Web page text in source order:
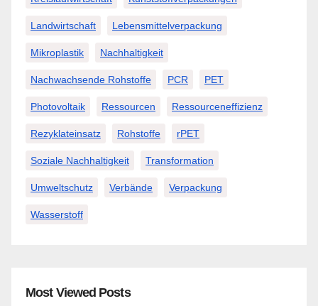
Landwirtschaft Lebensmittelverpackung
Mikroplastik Nachhaltigkeit
Nachwachsende Rohstoffe PCR PET
Photovoltaik Ressourcen Ressourceneffizienz
Rezyklateinsatz Rohstoffe rPET
Soziale Nachhaltigkeit Transformation
Umweltschutz Verbände Verpackung
Wasserstoff
Most Viewed Posts